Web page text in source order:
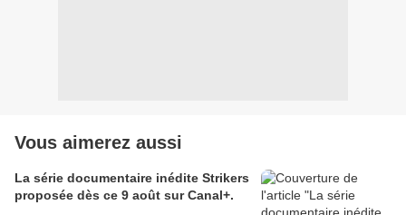
Vous aimerez aussi
La série documentaire inédite Strikers
proposée dès ce 9 août sur Canal+.